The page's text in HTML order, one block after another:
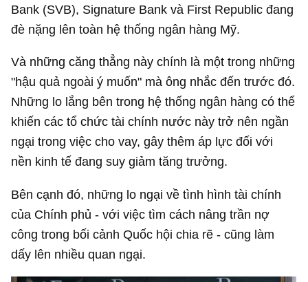
Bank (SVB), Signature Bank và First Republic đang
đè nặng lên toàn hệ thống ngân hàng Mỹ.
Và những căng thẳng này chính là một trong những
"hậu quả ngoài ý muốn" mà ông nhắc đến trước đó.
Những lo lắng bên trong hệ thống ngân hàng có thể
khiến các tổ chức tài chính nước này trở nên ngần
ngại trong việc cho vay, gây thêm áp lực đối với
nền kinh tế đang suy giảm tăng trưởng.
Bên cạnh đó, những lo ngại về tình hình tài chính
của Chính phủ - với việc tìm cách nâng trần nợ
công trong bối cảnh Quốc hội chia rẽ - cũng làm
dấy lên nhiều quan ngại.